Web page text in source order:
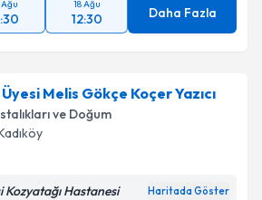
Ağu 18 Ağu
12:30 Daha Fazla
Melis Gökçe Koçer Yazıcı
ve Doğum
Kozyatağı Hastanesi Haritada Göster